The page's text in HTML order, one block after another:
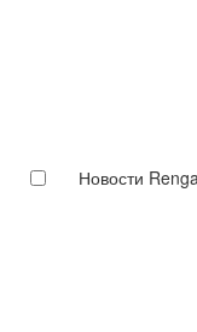
Новости